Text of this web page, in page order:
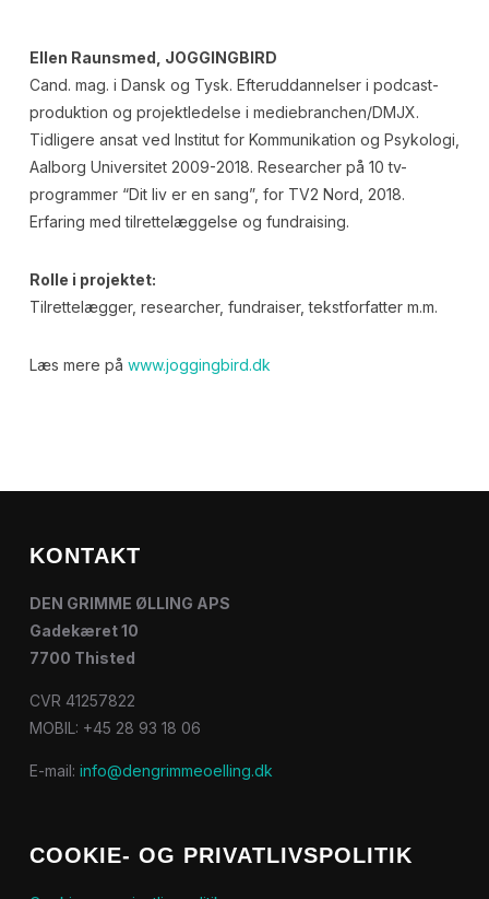
Ellen Raunsmed, JOGGINGBIRD
Cand. mag. i Dansk og Tysk. Efteruddannelser i podcast-
produktion og projektledelse i mediebranchen/DMJX.
Tidligere ansat ved Institut for Kommunikation og Psykologi,
Aalborg Universitet 2009-2018. Researcher på 10 tv-
programmer “Dit liv er en sang”, for TV2 Nord, 2018.
Erfaring med tilrettelæggelse og fundraising.
Rolle i projektet:
Tilrettelægger, researcher, fundraiser, tekstforfatter m.m.
Læs mere på www.joggingbird.dk
KONTAKT
DEN GRIMME ØLLING APS
Gadekæret 10
7700 Thisted
CVR 41257822
MOBIL: +45 28 93 18 06
E-mail: info@dengrimmeoelling.dk
COOKIE- OG PRIVATLIVSPOLITIK